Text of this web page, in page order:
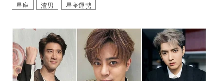
星座 渣男 星座運勢